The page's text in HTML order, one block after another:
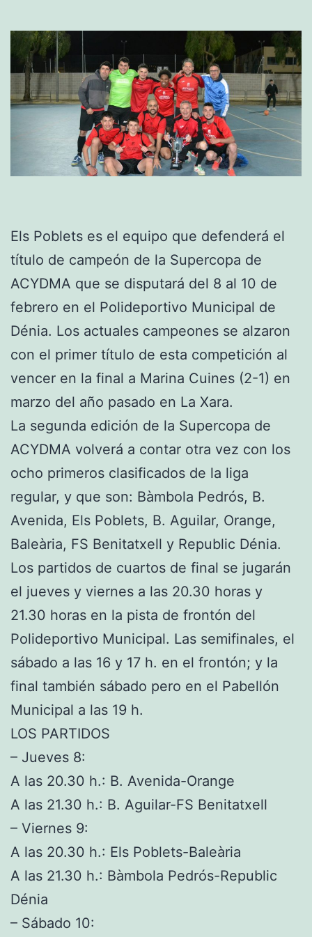
Els Poblets es el equipo que defenderá el
título de campeón de la Supercopa de
ACYDMA que se disputará del 8 al 10 de
febrero en el Polideportivo Municipal de
Dénia. Los actuales campeones se alzaron
con el primer título de esta competición al
vencer en la final a Marina Cuines (2-1) en
marzo del año pasado en La Xara.
La segunda edición de la Supercopa de
ACYDMA volverá a contar otra vez con los
ocho primeros clasificados de la liga
regular, y que son: Bàmbola Pedrós, B.
Avenida, Els Poblets, B. Aguilar, Orange,
Baleària, FS Benitatxell y Republic Dénia.
Los partidos de cuartos de final se jugarán
el jueves y viernes a las 20.30 horas y
21.30 horas en la pista de frontón del
Polideportivo Municipal. Las semifinales, el
sábado a las 16 y 17 h. en el frontón; y la
final también sábado pero en el Pabellón
Municipal a las 19 h.
LOS PARTIDOS
– Jueves 8:
A las 20.30 h.: B. Avenida-Orange
A las 21.30 h.: B. Aguilar-FS Benitatxell
– Viernes 9:
A las 20.30 h.: Els Poblets-Baleària
A las 21.30 h.: Bàmbola Pedrós-Republic
Dénia
– Sábado 10: